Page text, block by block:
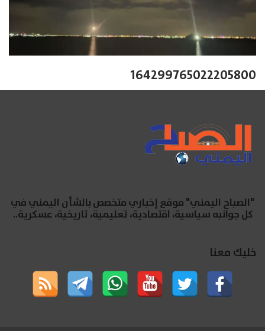
164299765022205800
"الصباح اليمني" موقع إخباري متخصص بالشأن اليمني في
كل جوانبه سياسية، اقتصادية، تعليمية، تاريخية، عسكرية..
خليك معنا